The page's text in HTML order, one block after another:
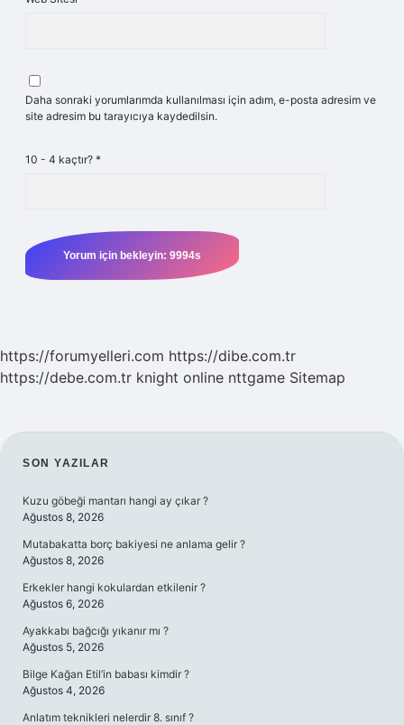
Daha sonraki yorumlarımda kullanılması için adım, e-posta adresim ve
site adresim bu tarayıcıya kaydedilsin.
10 - 4 kaçtır? *
https://forumyelleri.com https://dibe.com.tr
https://debe.com.tr knight online nttgame Sitemap
SIDEBAR
SON YAZILAR
Kuzu göbeği mantarı hangi ay çıkar ?
Ağustos 8, 2026
Mutabakatta borç bakiyesi ne anlama gelir ?
Ağustos 8, 2026
Erkekler hangi kokulardan etkilenir ?
Ağustos 6, 2026
Ayakkabı bağcığı yıkanır mı ?
Ağustos 5, 2026
Bilge Kağan Etil’in babası kimdir ?
Ağustos 4, 2026
Anlatım teknikleri nelerdir 8. sınıf ?